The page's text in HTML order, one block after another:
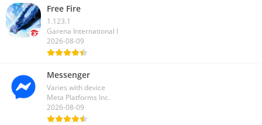
Free Fire
1.123.1
Garena International I
2026-08-09
Messenger
Varies with device
Meta Platforms Inc.
2026-08-09